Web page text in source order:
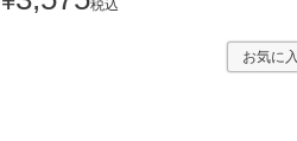
税込
お気に